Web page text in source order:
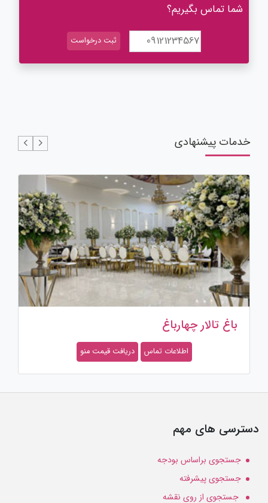
شما تماس بگیریم؟
خدمات پیشنهادی
باغ تالار چهارباغ
اطلاعات تماس دریافت قیمت منو
دسترسی های مهم
جستجوی براساس بودجه
جستجوی پیشرفته
جستجوی از روی نقشه